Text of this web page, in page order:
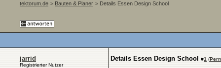
tektorum.de > Bauten & Planer > Details Essen Design School
jarrid
Registrierter Nutzer
Details Essen Design School #1 (